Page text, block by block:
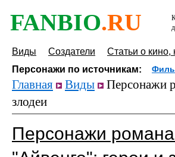
FANBIO.RU
Виды Создатели
Статьи о кино,
Персонажи по источникам:
Главная Виды
Персонажи
злодеи
Персонажи